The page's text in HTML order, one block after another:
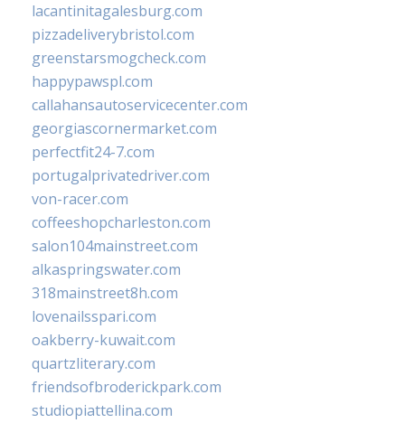
lacantinitagalesburg.com
pizzadeliverybristol.com
greenstarsmogcheck.com
happypawspl.com
callahansautoservicecenter.com
georgiascornermarket.com
perfectfit24-7.com
portugalprivatedriver.com
von-racer.com
coffeeshopcharleston.com
salon104mainstreet.com
alkaspringswater.com
318mainstreet8h.com
lovenailsspari.com
oakberry-kuwait.com
quartzliterary.com
friendsofbroderickpark.com
studiopiattellina.com